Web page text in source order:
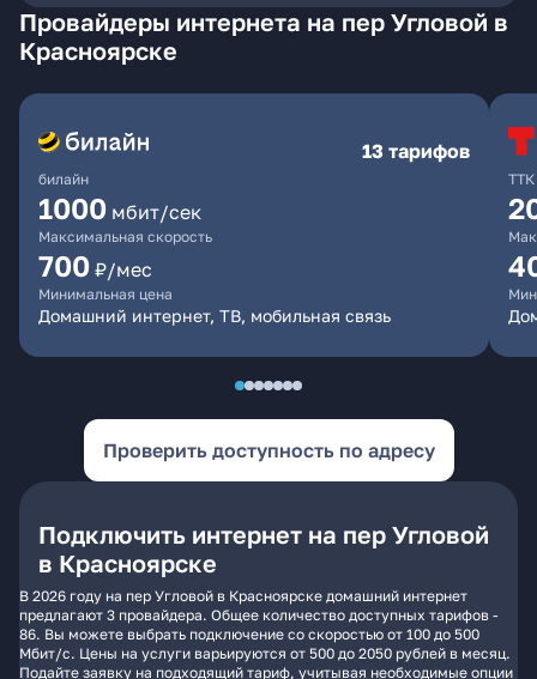
Провайдеры интернета на пер Угловой в
Красноярске
билайн
13 тарифов
1000 мбит/сек
Максимальная скорость
700 ₽/мес
Минимальная цена
Домашний интернет, ТВ, мобильная связь
ТТК
Проверить доступность по адресу
Подключить интернет на пер Угловой
в Красноярске
В 2026 году на пер Угловой в Красноярске домашний интернет
предлагают 3 провайдера. Общее количество доступных тарифов -
86. Вы можете выбрать подключение со скоростью от 100 до 500
Мбит/с. Цены на услуги варьируются от 500 до 2050 рублей в месяц.
Подайте заявку на подходящий тариф, учитывая необходимые опции